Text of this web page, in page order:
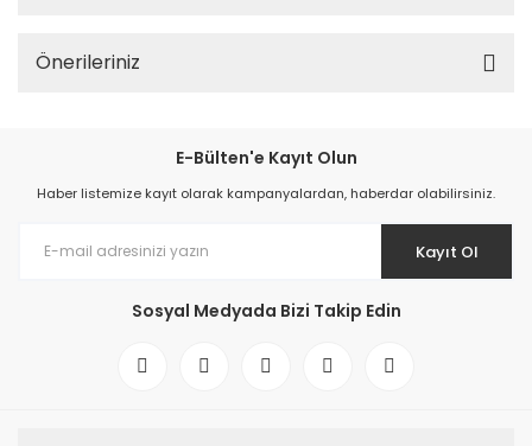
Önerileriniz
E-Bülten'e Kayıt Olun
Haber listemize kayıt olarak kampanyalardan, haberdar olabilirsiniz.
Kayıt Ol
Sosyal Medyada Bizi Takip Edin